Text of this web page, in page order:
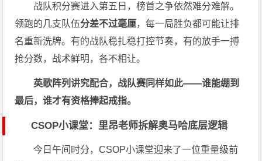
战队积分赛进入第五日，榜首之争依然难分难解。
领跑的几支队伍分差不过毫厘，每一局胜负都可能让排
名重新洗牌。有的战队稳扎稳打控节奏，有的放手一搏
抢分数，战术鲜明，各不相让。
英歌阵列讲究配合，战队赛同样如此——谁能绷到
最后，谁才有资格捧起戒指。
CSOP小课堂：里昂老师拆解奥马哈底层逻辑
今日午间时分，CSOP小课堂迎来了一位重量级前